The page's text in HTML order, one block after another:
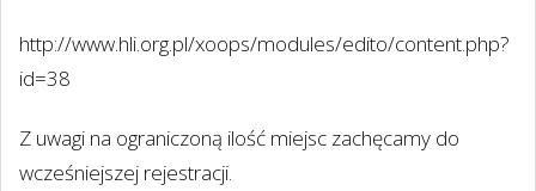
http://www.hli.org.pl/xoops/modules/edito/content.php?
id=38
Z uwagi na ograniczoną ilość miejsc zachęcamy do
wcześniejszej rejestracji.